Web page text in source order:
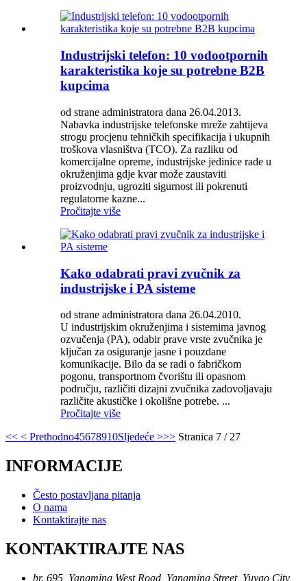
Industrijski telefon: 10 vodootpornih
karakteristika koje su potrebne B2B
kupcima
od strane administratora dana 26.04.2013.
Nabavka industrijske telefonske mreže zahtijeva
strogu procjenu tehničkih specifikacija i ukupnih
troškova vlasništva (TCO). Za razliku od
komercijalne opreme, industrijske jedinice rade u
okruženjima gdje kvar može zaustaviti
proizvodnju, ugroziti sigurnost ili pokrenuti
regulatorne kazne...
Pročitajte više
Kako odabrati pravi zvučnik za
industrijske i PA sisteme
od strane administratora dana 26.04.2010.
U industrijskim okruženjima i sistemima javnog
ozvučenja (PA), odabir prave vrste zvučnika je
ključan za osiguranje jasne i pouzdane
komunikacije. Bilo da se radi o fabričkom
pogonu, transportnom čvorištu ili opasnom
području, različiti dizajni zvučnika zadovoljavaju
različite akustičke i okolišne potrebe. ...
Pročitajte više
<< < Prethodno45678910Sljedeće >>> Stranica 7 / 27
INFORMACIJE
Često postavljana pitanja
O nama
Kontaktirajte nas
KONTAKTIRAJTE NAS
br. 695, Yangming West Road, Yangming Street, Yuyao City,